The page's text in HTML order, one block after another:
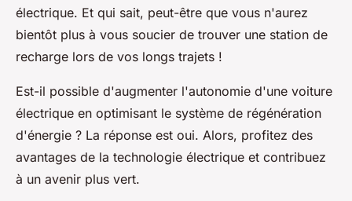
électrique. Et qui sait, peut-être que vous n'aurez
bientôt plus à vous soucier de trouver une station de
recharge lors de vos longs trajets !
Est-il possible d'augmenter l'autonomie d'une voiture
électrique en optimisant le système de régénération
d'énergie ? La réponse est oui. Alors, profitez des
avantages de la technologie électrique et contribuez
à un avenir plus vert.